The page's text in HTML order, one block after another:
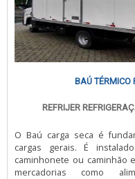
TRANSPORTE DE
Sim, é altamente
produtos farmacêuticos
BAÚ TÉRMICO
REFRIJER
O Baú carga seca é
cargas gerais. É
caminhonete ou caminhão
mercadorias como